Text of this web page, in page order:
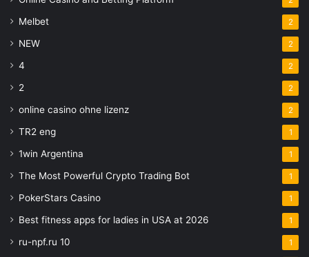
Melbet 2
NEW 2
4 2
2 2
online casino ohne lizenz 2
TR2 eng 1
1win Argentina 1
The Most Powerful Crypto Trading Bot 1
PokerStars Casino 1
Best fitness apps for ladies in USA at 2026 1
ru-npf.ru 10 1